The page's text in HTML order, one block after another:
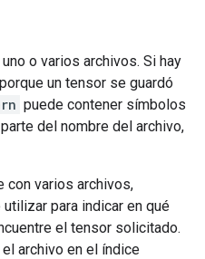
o varios archivos. Si hay
un tensor se guardó
puede contener símbolos
del nombre del archivo,
con varios archivos,
para indicar en qué
el tensor solicitado.
archivo en el índice